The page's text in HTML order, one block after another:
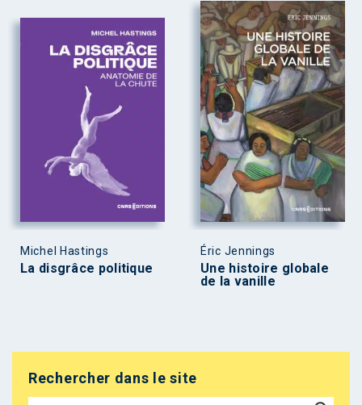
Michel Hastings
La disgrâce politique
Éric Jennings
Une histoire globale
de la vanille
Rechercher dans le site